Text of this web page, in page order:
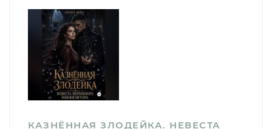
КАЗНЁННАЯ ЗЛОДЕЙКА. НЕВЕСТА